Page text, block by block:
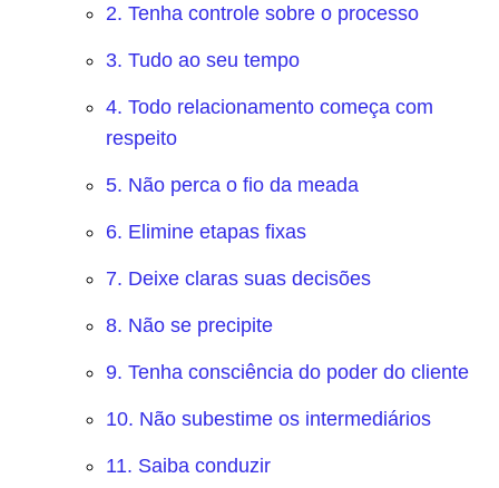
2. Tenha controle sobre o processo
3. Tudo ao seu tempo
4. Todo relacionamento começa com
respeito
5. Não perca o fio da meada
6. Elimine etapas fixas
7. Deixe claras suas decisões
8. Não se precipite
9. Tenha consciência do poder do cliente
10. Não subestime os intermediários
11. Saiba conduzir